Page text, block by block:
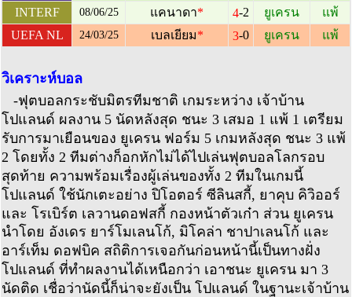
INTERF
08/06/25 แคนาดา* 4-2 ยูเครน
แพ้
UEFA NL
24/03/25 เบลเยียม* 3-0 ยูเครน แพ้
วิเคราะห์บอล
-ฟุตบอลกระชับมิตรทีมชาติ เกมระหว่าง เจ้าบ้าน
โปแลนด์ ผลงาน 5 นัดหลังสุด ชนะ 3 เสมอ 1 แพ้ 1 เตรียม
รับการมาเยือนของ ยูเครน ฟอร์ม 5 เกมหลังสุด ชนะ 3 แพ้
2 โดยทั้ง 2 ทีมต่างก็อกหักไม่ได้ไปเล่นฟุตบอลโลกรอบ
สุดท้าย ความพร้อมเรื่องผู้เล่นของทั้ง 2 ทีมในเกมนี้
โปแลนด์ ใช้นักเตะอย่าง ปิโอตอร์ ซีลินสกี้, ยาคุบ คิวิออร์
และ โรเบิร์ต เลวานดอฟสกี้ กองหน้าตัวเก๋า ส่วน ยูเครน
นำโดย อังเดร ยาร์โมเลนโก้, มิโคล่า ชาปาเลนโก้ และ
อาร์เท็ม ดอฟบิค สถิติการเจอกันก่อนหน้านี้เป็นทางฝั่ง
โปแลนด์ ที่ทำผลงานได้เหนือกว่า เอาชนะ ยูเครน มา 3
นัดติด เชื่อว่านัดนี้ก็น่าจะยังเป็น โปแลนด์ ในฐานะเจ้าบ้าน